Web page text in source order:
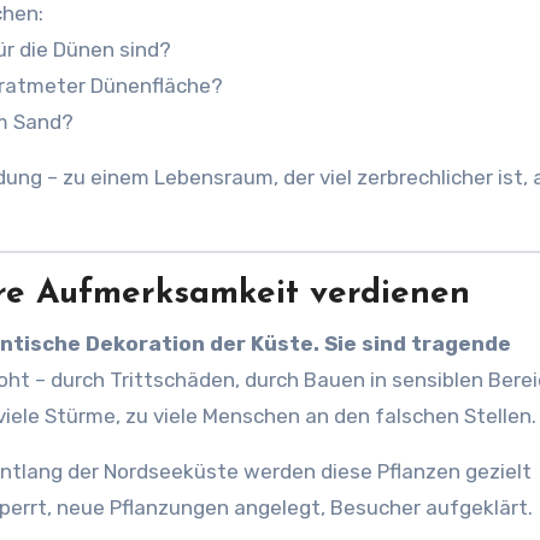
die Dünen sind?
Dünenfläche?
Sand?
– zu einem Lebensraum, der viel zerbrechlicher ist,
Aufmerksamkeit verdienen
Dekoration der Küste. Sie sind tragende
– durch Trittschäden, durch Bauen in sensiblen
Stürme, zu viele Menschen an den falschen Stellen.
der Nordseeküste werden diese Pflanzen gezielt
neue Pflanzungen angelegt, Besucher aufgeklärt.